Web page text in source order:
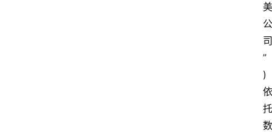
美
公
司
”
)
依
托
数